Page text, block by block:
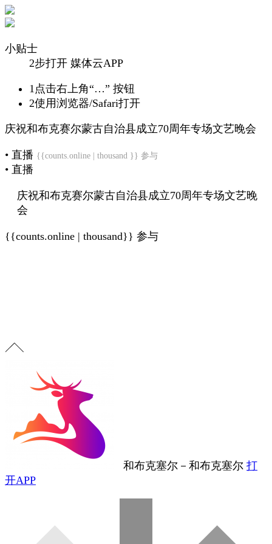
小贴士
2步打开 媒体云APP
1点击右上角“…” 按钮
2使用浏览器/Safari打开
庆祝和布克赛尔蒙古自治县成立70周年专场文艺晚会
• 直播 {{counts.online | thousand }} 参与
• 直播
庆祝和布克赛尔蒙古自治县成立70周年专场文艺晚
会
{{counts.online | thousand}} 参与
和布克塞尔 － 和布克塞尔 打
开APP